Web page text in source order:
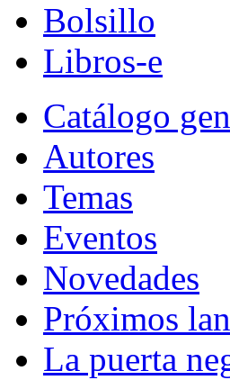
Bolsillo
Libros-e
Catálogo
Autores
Temas
Eventos
Novedades
Próximos
La puerta